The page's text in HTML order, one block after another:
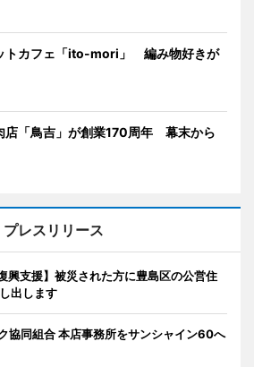
トカフェ「ito-mori」 編み物好きが
店「鳥吉」が創業170周年 幕末から
プレスリリース
興支援】被災された方に豊島区の公営住
出します
協同組合 本店事務所をサンシャイン60へ